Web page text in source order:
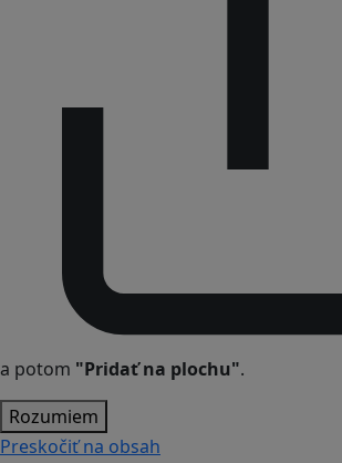
a potom "Pridať na plochu".
Rozumiem
Preskočiť na obsah